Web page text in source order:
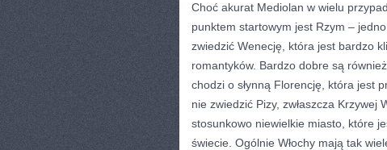
Choć akurat Mediolan w wielu
punktem startowym jest Rzym –
zwiedzić Wenecję, która jest bardzo
romantyków. Bardzo dobre są
chodzi o słynną Florencję, która jest
nie zwiedzić Pizy, zwłaszcza
stosunkowo niewielkie miasto, które
świecie. Ogólnie Włochy mają tak